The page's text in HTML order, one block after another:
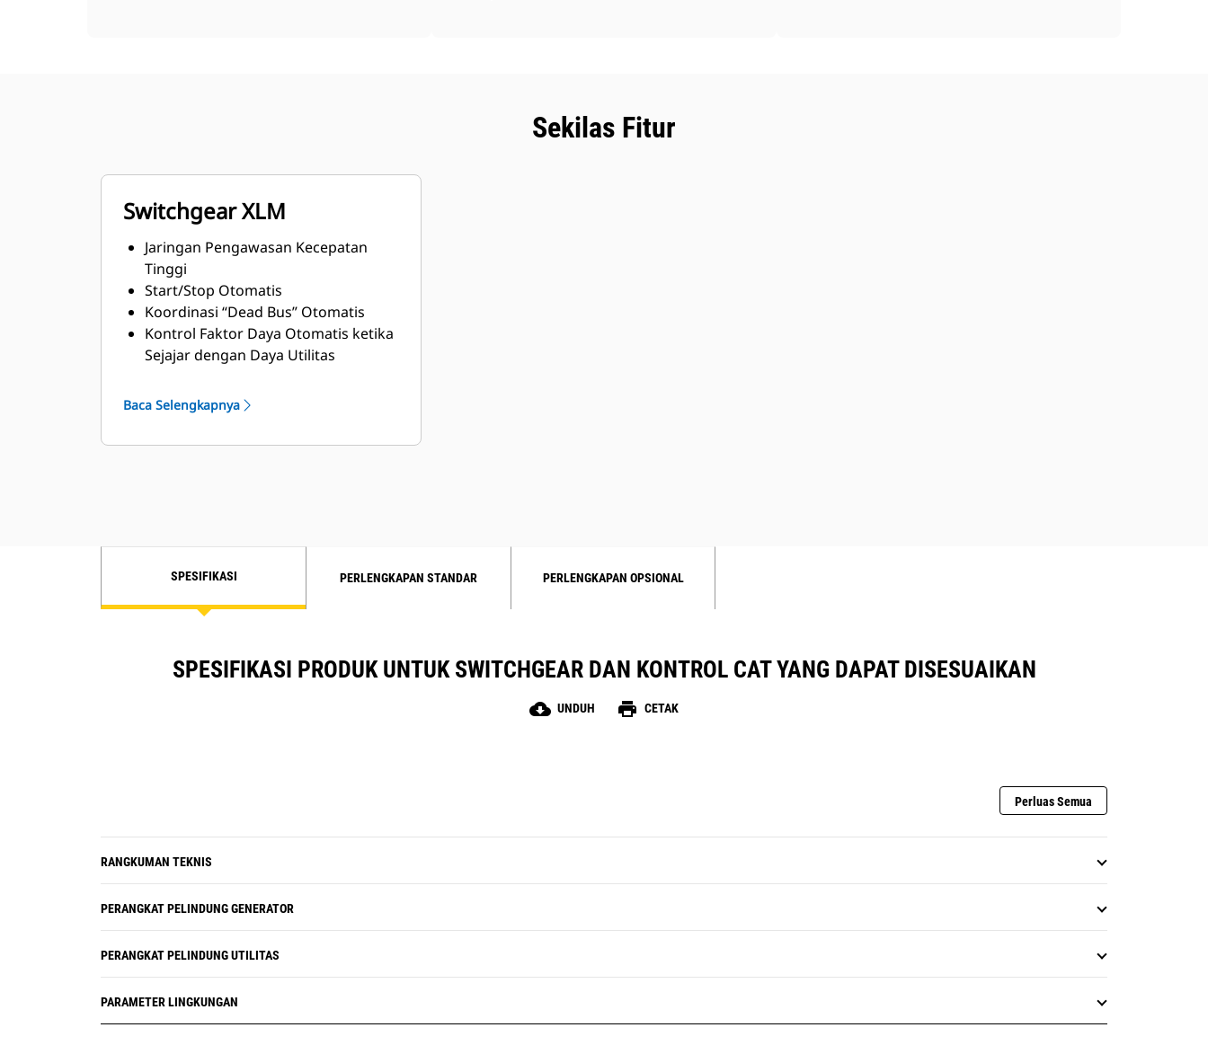
Sekilas Fitur
Switchgear XLM
Jaringan Pengawasan Kecepatan
Tinggi
Start/Stop Otomatis
Koordinasi “Dead Bus” Otomatis
Kontrol Faktor Daya Otomatis ketika
Sejajar dengan Daya Utilitas
Beban/Penambahan Beban yang
Dapat Diprogram
Komunikasi Engine dalam Jaringan
Dapat Dipilih
Perlindungan Kata Sandi untuk
Uji Beban/Tanpa Beban
Alarm Sesuai NFPA 99/110
Isyarat dengan Klakson Suara
Baca Selengkapnya
SPESIFIKASI PERLENGKAPAN STANDAR PERLENGKAPAN OPSIONAL
SPESIFIKASI PRODUK UNTUK SWITCHGEAR DAN KONTROL CAT YANG DAPAT DISESUAIKAN
cloud_download UNDUH print CETAK
Perluas Semua
RANGKUMAN TEKNIS
PERANGKAT PELINDUNG GENERATOR
PERANGKAT PELINDUNG UTILITAS
PARAMETER LINGKUNGAN